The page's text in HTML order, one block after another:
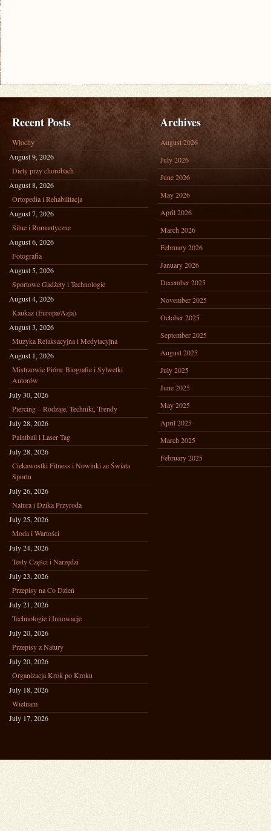
Recent Posts
Włochy
August 9, 2026
Diety przy chorobach
August 8, 2026
Ortopedia i Rehabilitacja
August 7, 2026
Silne i Romantyczne
August 6, 2026
Fotografia
August 5, 2026
Sportowe Gadżety i Technologie
August 4, 2026
Kaukaz (Europa/Azja)
August 3, 2026
Muzyka Relaksacyjna i Medytacyjna
August 1, 2026
Mistrzowie Pióra: Biografie i Sylwetki
Autorów
July 30, 2026
Piercing – Rodzaje, Techniki, Trendy
July 28, 2026
Paintball i Laser Tag
July 28, 2026
Ciekawostki Fitness i Nowinki ze Świata
Sportu
July 26, 2026
Natura i Dzika Przyroda
July 25, 2026
Moda i Wartości
July 24, 2026
Testy Części i Narzędzi
July 23, 2026
Przepisy na Co Dzień
July 21, 2026
Technologie i Innowacje
July 20, 2026
Przepisy z Natury
July 20, 2026
Organizacja Krok po Kroku
July 18, 2026
Wietnam
July 17, 2026
Archives
August 2026
July 2026
June 2026
May 2026
April 2026
March 2026
February 2026
January 2026
December 2025
November 2025
October 2025
September 2025
August 2025
July 2025
June 2025
May 2025
April 2025
March 2025
February 2025